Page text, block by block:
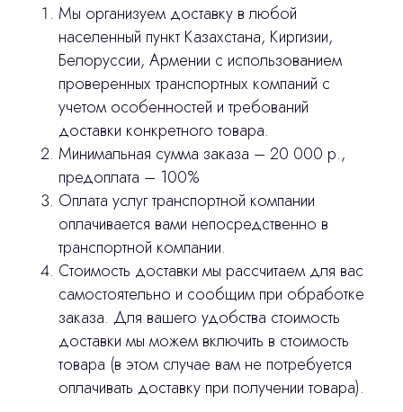
Мы организуем доставку в любой
населенный пункт Казахстана, Киргизии,
Белоруссии, Армении с использованием
проверенных транспортных компаний с
учетом особенностей и требований
доставки конкретного товара.
Минимальная сумма заказа – 20 000 р.,
предоплата – 100%
Оплата услуг транспортной компании
оплачивается вами непосредственно в
транспортной компании.
Стоимость доставки мы рассчитаем для вас
самостоятельно и сообщим при обработке
заказа. Для вашего удобства стоимость
доставки мы можем включить в стоимость
товара (в этом случае вам не потребуется
оплачивать доставку при получении товара).
сделано
3D печать
Лицензирование
Изготовление хирургических шаблонов
Политика конфиденциальности
stasicus